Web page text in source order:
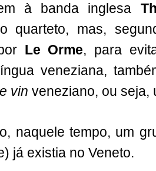
à banda inglesa
quarteto, mas,
Le Orme, para
veneziana,
vin veneziano, ou seja,
naquele tempo, um
já existia no Veneto.